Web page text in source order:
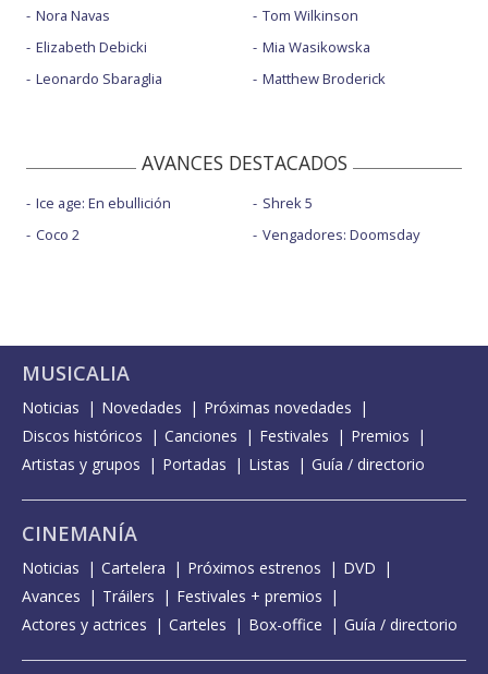
Nora Navas
Elizabeth Debicki
Leonardo Sbaraglia
Tom Wilkinson
Mia Wasikowska
Matthew Broderick
AVANCES DESTACADOS
Ice age: En ebullición
Coco 2
Shrek 5
Vengadores: Doomsday
MUSICALIA
Noticias Novedades
Próximas novedades
Discos históricos
Canciones Festivales
Premios
Artistas y grupos
Portadas Listas Guía / directorio
CINEMANÍA
Noticias Cartelera Próximos estrenos
DVD
Avances
Tráilers
Festivales + premios
Actores y actrices
Carteles Box-office Guía / directorio